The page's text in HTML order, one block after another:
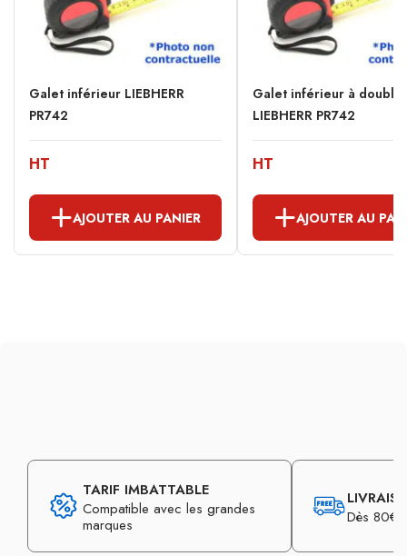
Galet inférieur LIEBHERR
PR742
HT
AJOUTER AU PANIER
Galet inférieur à
LIEBHERR PR742
HT
AJOUTER AU
TARIF IMBATTABLE
Compatible avec les grandes
marques
Dès 80€